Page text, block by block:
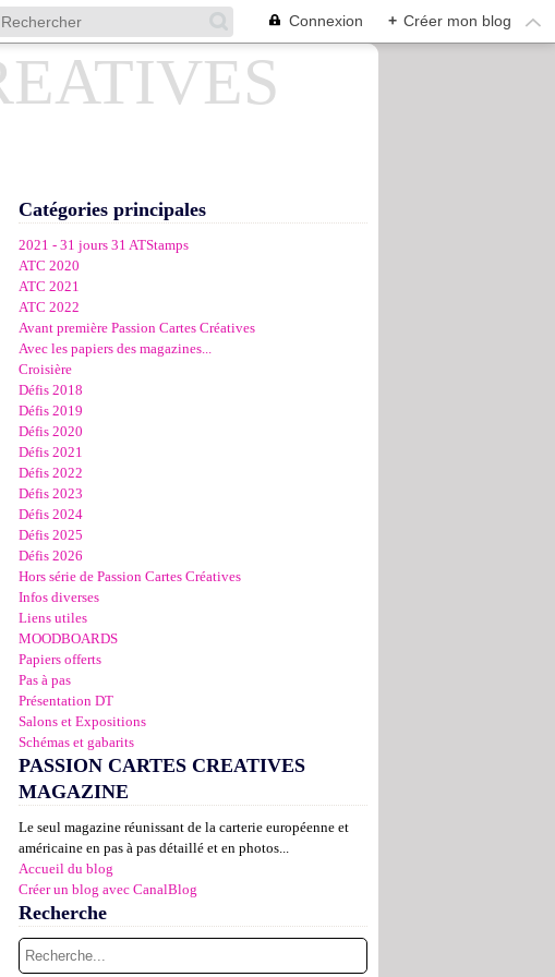
Connexion + Créer mon blog
Catégories principales
2021 - 31 jours 31 ATStamps
ATC 2020
ATC 2021
ATC 2022
Avant première Passion Cartes Créatives
Avec les papiers des magazines...
Croisière
Défis 2018
Défis 2019
Défis 2020
Défis 2021
Défis 2022
Défis 2023
Défis 2024
Défis 2025
Défis 2026
Hors série de Passion Cartes Créatives
Infos diverses
Liens utiles
MOODBOARDS
Papiers offerts
Pas à pas
Présentation DT
Salons et Expositions
Schémas et gabarits
PASSION CARTES CREATIVES
MAGAZINE
Le seul magazine réunissant de la carterie européenne et
américaine en pas à pas détaillé et en photos...
Accueil du blog
Créer un blog avec CanalBlog
Recherche